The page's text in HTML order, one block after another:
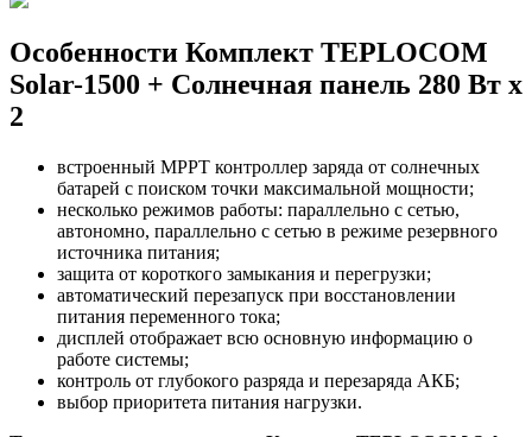
Особенности Комплект TEPLOCOM
Solar-1500 + Солнечная панель 280 Вт х
2
встроенный MPPT контроллер заряда от солнечных
батарей с поиском точки максимальной мощности;
несколько режимов работы: параллельно с сетью,
автономно, параллельно с сетью в режиме резервного
источника питания;
защита от короткого замыкания и перегрузки;
автоматический перезапуск при восстановлении
питания переменного тока;
дисплей отображает всю основную информацию о
работе системы;
контроль от глубокого разряда и перезаряда АКБ;
выбор приоритета питания нагрузки.